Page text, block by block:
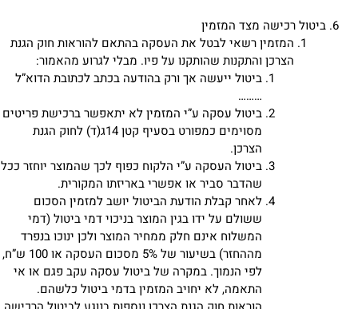
ביטול רכישה מצד המזמין
המזמין רשאי לבטל את העסקה בהתאם להוראות חוק הגנת
הצרכן והתקנות שהותקנו על פיו. מבלי לגרוע מהאמור:
ביטול ייעשה אך ורק בהודעה בכתב לכתובת הדוא”ל
………
ביטול עסקה ע”י המזמין לא יתאפשר ברכישת פריטים
מסוימים כמפורט בסעיף קטן 14ג(ד) לחוק הגנת
הצרכן.
ביטול העסקה ע”י הלקוח כפוף לכך שהמוצר יוחזר ככל
שהדבר סביר או אפשרי באריזתו המקורית.
לאחר קבלת הודעת הביטול יושב למזמין הסכום
ששולם על ידו בגין המוצר בניכוי דמי ביטול (דמי
המשלוח אינם חלק ממחיר המוצר ולכן ינוכו בנפרד
מההחזר) בשיעור של 5% מסכום העסקה או 100 ש”ח,
לפי הנמוך. במקרה של ביטול עסקה עקב פגם או אי
התאמה, לא יחויב המזמין בדמי ביטול כלשהם.